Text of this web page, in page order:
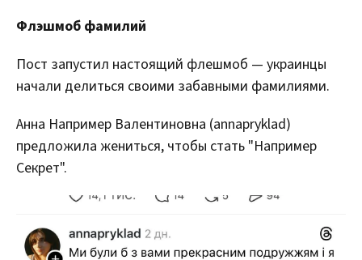
Флэшмоб фамилий
Пост запустил настоящий флешмоб — украинцы
начали делиться своими забавными фамилиями.
Анна Например Валентиновна (annapryklad)
предложила жениться, чтобы стать "Например
Секрет".